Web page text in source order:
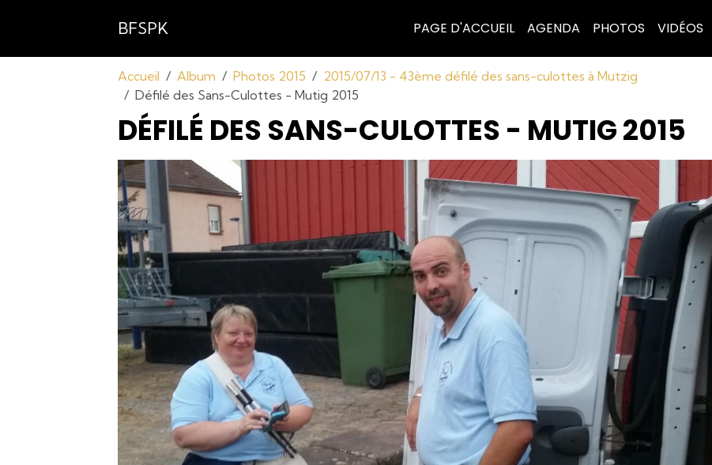
BFSPK PAGE D'ACCUEIL AGENDA PHOTOS VIDÉOS
Accueil Album Photos 2015
2015/07/13 - 43ème défilé des sans-culottes à Mutzig
Défilé des Sans-Culottes - Mutig 2015
DÉFILÉ DES SANS-CULOTTES - MUTIG 2015